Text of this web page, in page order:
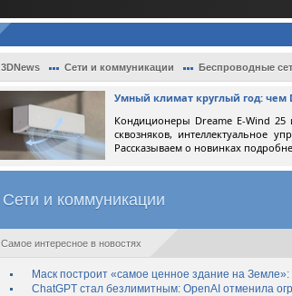
3DNews Сети и коммуникации Беспроводные
Умный климат круглый год: чем
Кондиционеры Dreame E-Wind
сквозняков, интеллектуальное
Рассказываем о новинках
Сети и коммуникации
Самое интересное в новостях
Маск построит «самое ценное здание на
ChatGPT стал безлимитным: OpenAI отменила